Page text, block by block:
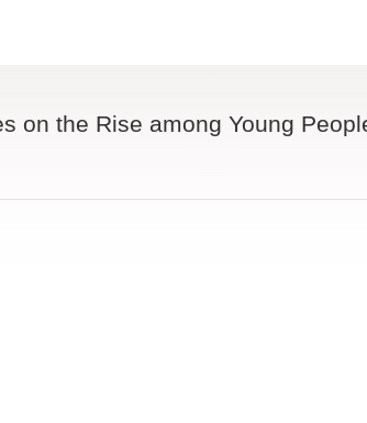
on the Rise among Young